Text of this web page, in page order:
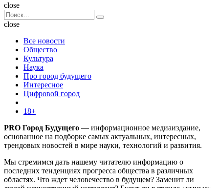
Поиск
close
Search
for:
Поиск
close
Все новости
Общество
Культура
Наука
Про город будущего
Интересное
Цифровой город
18+
PRO Город Будущего — информационное медиаиздание,
основанное на подборке самых актуальных, интересных,
трендовых новостей в мире науки, технологий и развития.
Мы стремимся дать нашему читателю информацию о
последних тенденциях прогресса общества в различных
областях. Что ждет человечество в будущем? Заменит ли